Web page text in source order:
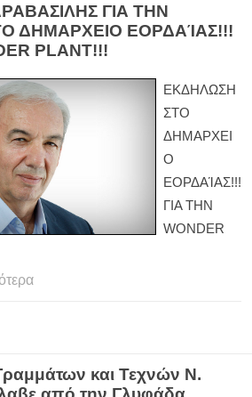
ΓΙΑ ΤΗΝ
ΔΗΜΑΡΧΕΙΟ ΕΟΡΔΑΊΑΣ!!!
PLANT!!!
ΕΚΔΗΛΩΣΗ
ΣΤΟ
ΔΗΜΑΡΧΕΙ
Ο
ΕΟΡΔΑΊΑΣ!!!
ΓΙΑ ΤΗΝ
WONDER
και Τεχνών Ν.